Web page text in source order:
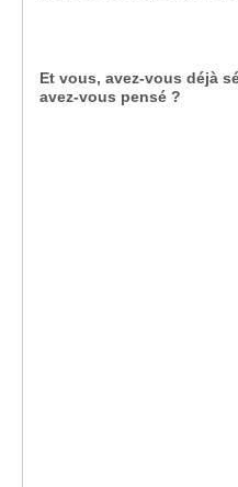
Et vous, avez-vous déjà
avez-vous pensé ?